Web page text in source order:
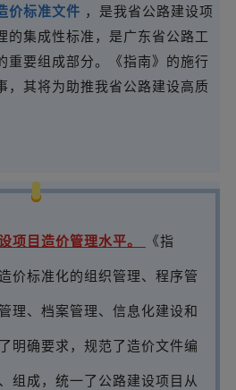
价标准文件 ，是我省公路建设项
的集成性标准，是广东省公路工
重要组成部分。《指南》的施行
，其将为助推我省公路建设高质
项目造价管理水平。 《指
价标准化的组织管理、程序管
理、档案管理、信息化建设和
明确要求，规范了造价文件编
组成，统一了公路建设项目从